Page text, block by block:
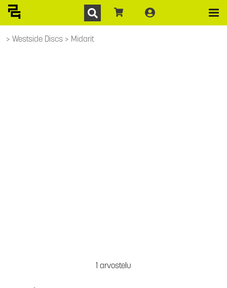
Westside Discs Midarit
1 arvostelu